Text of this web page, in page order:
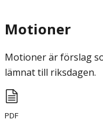
Motioner
Motioner är förslag
lämnat till riksdagen.
PDF